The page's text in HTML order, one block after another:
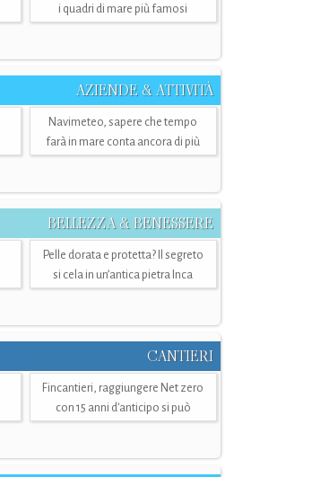
i quadri di mare più famosi
AZIENDE & ATTIVITÀ
Navimeteo, sapere che tempo
farà in mare conta ancora di più
BELLEZZA & BENESSERE
Pelle dorata e protetta? Il segreto
si cela in un’antica pietra Inca
CANTIERI
Fincantieri, raggiungere Net zero
con 15 anni d'anticipo si può